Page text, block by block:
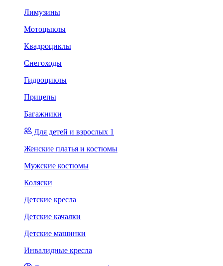
Лимузины
Мотоцыклы
Квадроциклы
Снегоходы
Гидроциклы
Прицепы
Багажники
Для детей и взрослых 1
Женские платья и костюмы
Мужские костюмы
Коляски
Детские кресла
Детские качалки
Детские машинки
Инвалидные кресла